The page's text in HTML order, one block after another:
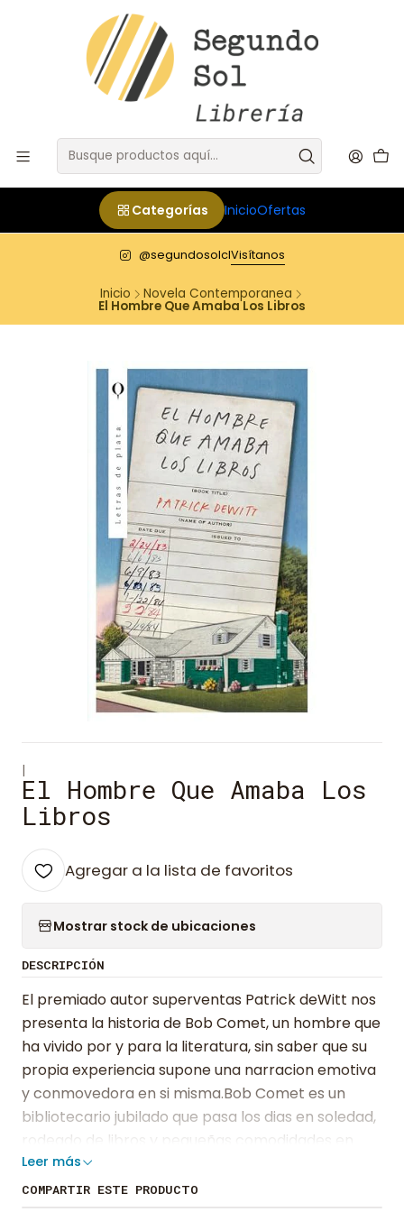
Categorías InicioOfertas
@segundosolclVisítanos
Inicio Novela Contemporanea
El Hombre Que Amaba Los Libros
|
El Hombre Que Amaba Los
Libros
Agregar a la lista de favoritos
Mostrar stock de ubicaciones
DESCRIPCIÓN
El premiado autor superventas Patrick deWitt nos
presenta la historia de Bob Comet, un hombre que
ha vivido por y para la literatura, sin saber que su
propia experiencia supone una narracion emotiva
y conmovedora en si misma.Bob Comet es un
bibliotecario jubilado que pasa los dias en soledad,
rodeado de libros y pequeñas comodidades en
una casa de color menta en Portland, Oregon. Una
mañana, durante su paseo diario, se topa con una
Leer más
COMPARTIR ESTE PRODUCTO